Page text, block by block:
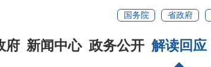
国务院 省政府
府 新闻中心 政务公开 解读回应